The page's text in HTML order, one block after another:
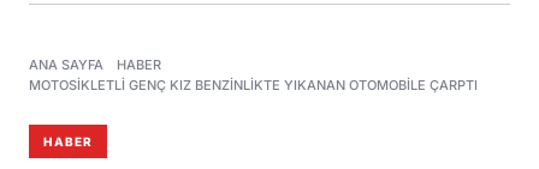
ANA SAYFA
HABER
MOTOSIKLETLI GENÇ KIZ BENZINLIKTE YIKANAN OTOMOBILE ÇARPTI
HABER